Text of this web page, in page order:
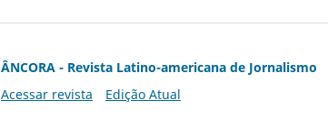
ÂNCORA - Revista Latino-americana de Jornalismo
Acessar revista
Edição Atual